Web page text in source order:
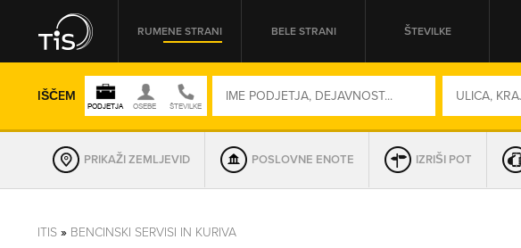
RUMENE STRANI BELE STRANI ŠTEVILKE
IŠČEM
PRIKAŽI ZEMLJEVID POSLOVNE ENOTE IZRIŠI POT
ITIS » BENCINSKI SERVISI IN KURIVA